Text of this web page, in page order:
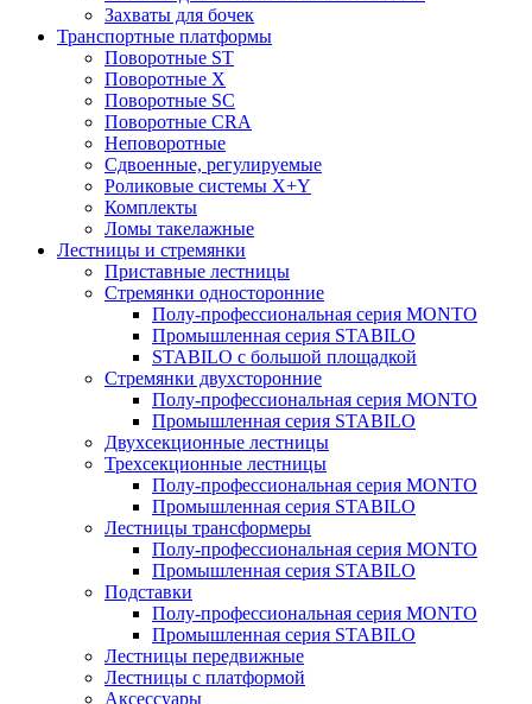
Захваты для бочек
Транспортные платформы
Поворотные ST
Поворотные X
Поворотные SC
Поворотные CRA
Неповоротные
Сдвоенные, регулируемые
Роликовые системы X+Y
Комплекты
Ломы такелажные
Лестницы и стремянки
Приставные лестницы
Стремянки односторонние
Полу-профессиональная серия MONTO
Промышленная серия STABILO
STABILO с большой площадкой
Стремянки двухсторонние
Полу-профессиональная серия MONTO
Промышленная серия STABILO
Двухсекционные лестницы
Трехсекционные лестницы
Полу-профессиональная серия MONTO
Промышленная серия STABILO
Лестницы трансформеры
Полу-профессиональная серия MONTO
Промышленная серия STABILO
Подставки
Полу-профессиональная серия MONTO
Промышленная серия STABILO
Лестницы передвижные
Лестницы с платформой
Аксессуары